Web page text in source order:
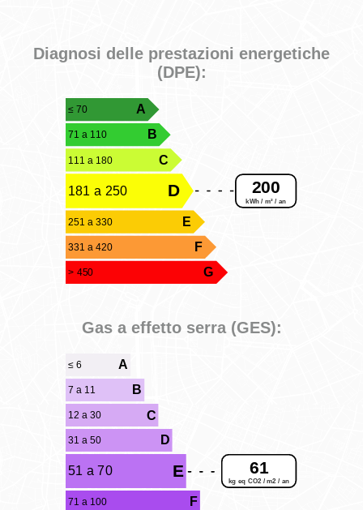
Diagnosi delle prestazioni energetiche
(DPE):
≤ 70 A
71 a 110 B
111 a 180 C
200
kWh / m² / an
181 a 250 D
251 a 330 E
331 a 420 F
> 450 G
Gas a effetto serra (GES):
≤ 6 A
7 a 11 B
12 a 30 C
31 a 50 D
61
kg eq CO2 / m2 / an
51 a 70 E
71 a 100 F